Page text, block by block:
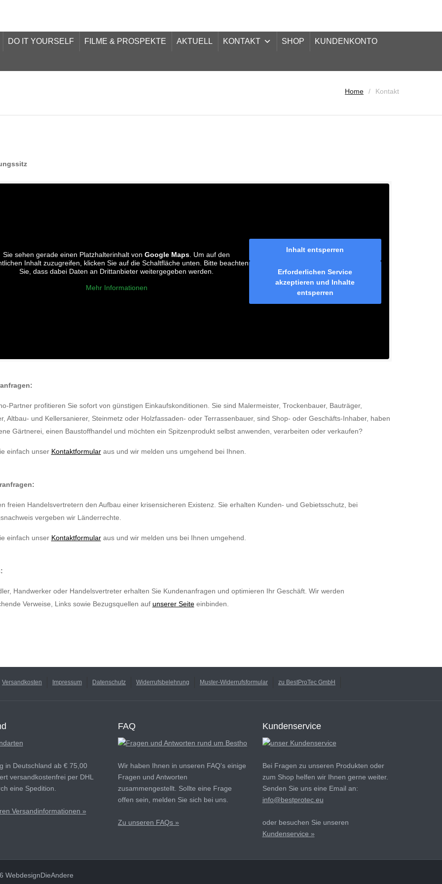
DO IT YOURSELF FILME & PROSPEKTE AKTUELL KONTAKT SHOP KUNDENKONTO
Home Kontakt
Sie sehen gerade einen Platzhalterinhalt von Google Maps . Um auf den
Inhalt zuzugreifen, klicken Sie auf die Schaltfläche unten. Bitte beachten
Sie, dass dabei Daten an Drittanbieter weitergegeben werden.
Mehr Informationen
Inhalt entsperren
Erforderlichen Service
akzeptieren und Inhalte
entsperren
Partner profitieren Sie sofort von günstigen Einkaufskonditionen. Sie sind Malermeister, Trockenbauer, Bauträger,
Altbau- und Kellersanierer, Steinmetz oder Holzfassaden- oder Terrassenbauer, sind Shop- oder Geschäfts-Inhaber, haben
Gärtnerei, einen Baustoffhandel und möchten ein Spitzenprodukt selbst anwenden, verarbeiten oder verkaufen?
einfach unser Kontaktformularaus und wir melden uns umgehend bei Ihnen.
freien Handelsvertretern den Aufbau einer krisensicheren Existenz. Sie erhalten Kunden- und Gebietsschutz, bei
vergeben wir Länderrechte.
einfach unser Kontaktformularaus und wir melden uns bei Ihnen umgehend.
Handwerker oder Handelsvertreter erhalten Sie Kundenanfragen und optimieren Ihr Geschäft. Wir werden
Verweise, Links sowie Bezugsquellen auf unserer Seiteeinbinden.
Versandkosten Impressum Datenschutz Widerrufsbelehrung Muster-Widerrufsformular zu BestProTec GmbH
in Deutschland ab € 75,00
versandkostenfrei per DHL
eine Spedition.
Versandinformationen »
FAQ
Wir haben Ihnen in unseren FAQ's einige
Fragen und Antworten
zusammengestellt. Sollte eine Frage
offen sein, melden Sie sich bei uns.
Zu unseren FAQs »
Kundenservice
Bei Fragen zu unseren Produkten oder
zum Shop helfen wir Ihnen gerne weiter.
Senden Sie uns eine Email an:
info@bestprotec.eu
oder besuchen Sie unseren
Kundenservice »
WebdesignDieAndere